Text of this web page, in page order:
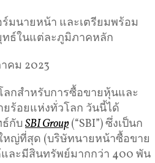
มนายหน้า และเตรียมพร้อม
ทธ์ในแต่ละภูมิภาคหลัก
คม 2023
กสำหรับการซื้อขายหุ้นและ
ร้อยแห่งทั่วโลก วันนี้ได้
กับ SBI Group(“SBI”) ซึ่งเป็นก
หญ่ที่สุด (บริษัทนายหน้าซื้อขาย
ละมีสินทรัพย์มากกว่า 400 พัน